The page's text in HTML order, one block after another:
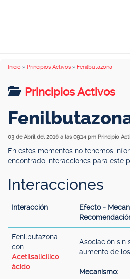
Inicio » Principios Activos » Fenilbutazona
Principios Activos
03 de Abril del 2016 a las 09:14 pm Principio
En estos momentos no tenemos
encontrado interacciones para este
Interacciones
Interacción
Efecto -
Fenilbutazona
con
Acetilsalicílico
ácido
Asociación sin
aumento de
Mecanismo: